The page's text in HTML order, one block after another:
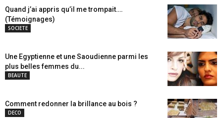
Quand j’ai appris qu’il me trompait….
(Témoignages)
SOCIETE
Une Egyptienne et une Saoudienne parmi les
plus belles femmes du...
BEAUTE
Comment redonner la brillance au bois ?
DECO